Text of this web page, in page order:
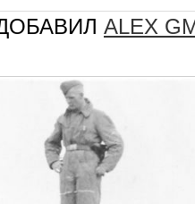
ALEX